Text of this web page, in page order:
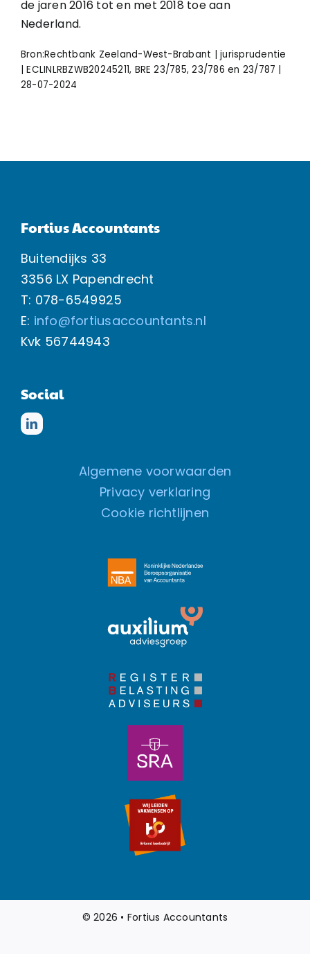
de jaren 2016 tot en met 2018 toe aan
Nederland.
Bron:Rechtbank Zeeland-West-Brabant | jurisprudentie
| ECLINLRBZWB20245211, BRE 23/785, 23/786 en 23/787 |
28-07-2024
Fortius Accountants
Buitendijks 33
3356 LX Papendrecht
T: 078-6549925
E: info@fortiusaccountants.nl
Kvk 56744943
Social
Algemene voorwaarden
Privacy verklaring
Cookie richtlijnen
© 2026 • Fortius Accountants